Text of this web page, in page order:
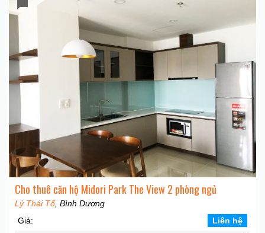
Cho thuê căn hộ Midori Park The View 2 phòng ngủ
Lý Thái Tổ, Bình Dương
Giá:
Liên hệ